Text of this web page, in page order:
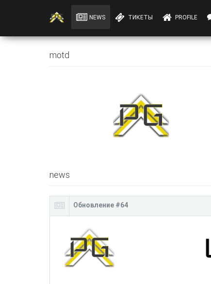
NEWS ТИКЕТЫ PROFILE
motd
news
Обновление #64